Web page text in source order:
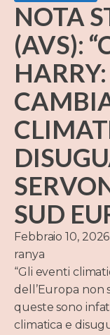
NOTA
(AVS):
HARRY:
SUD
Febbraio 10, 2026
ranya
“Gli eventi
dell’Europa non
queste sono
climatica e